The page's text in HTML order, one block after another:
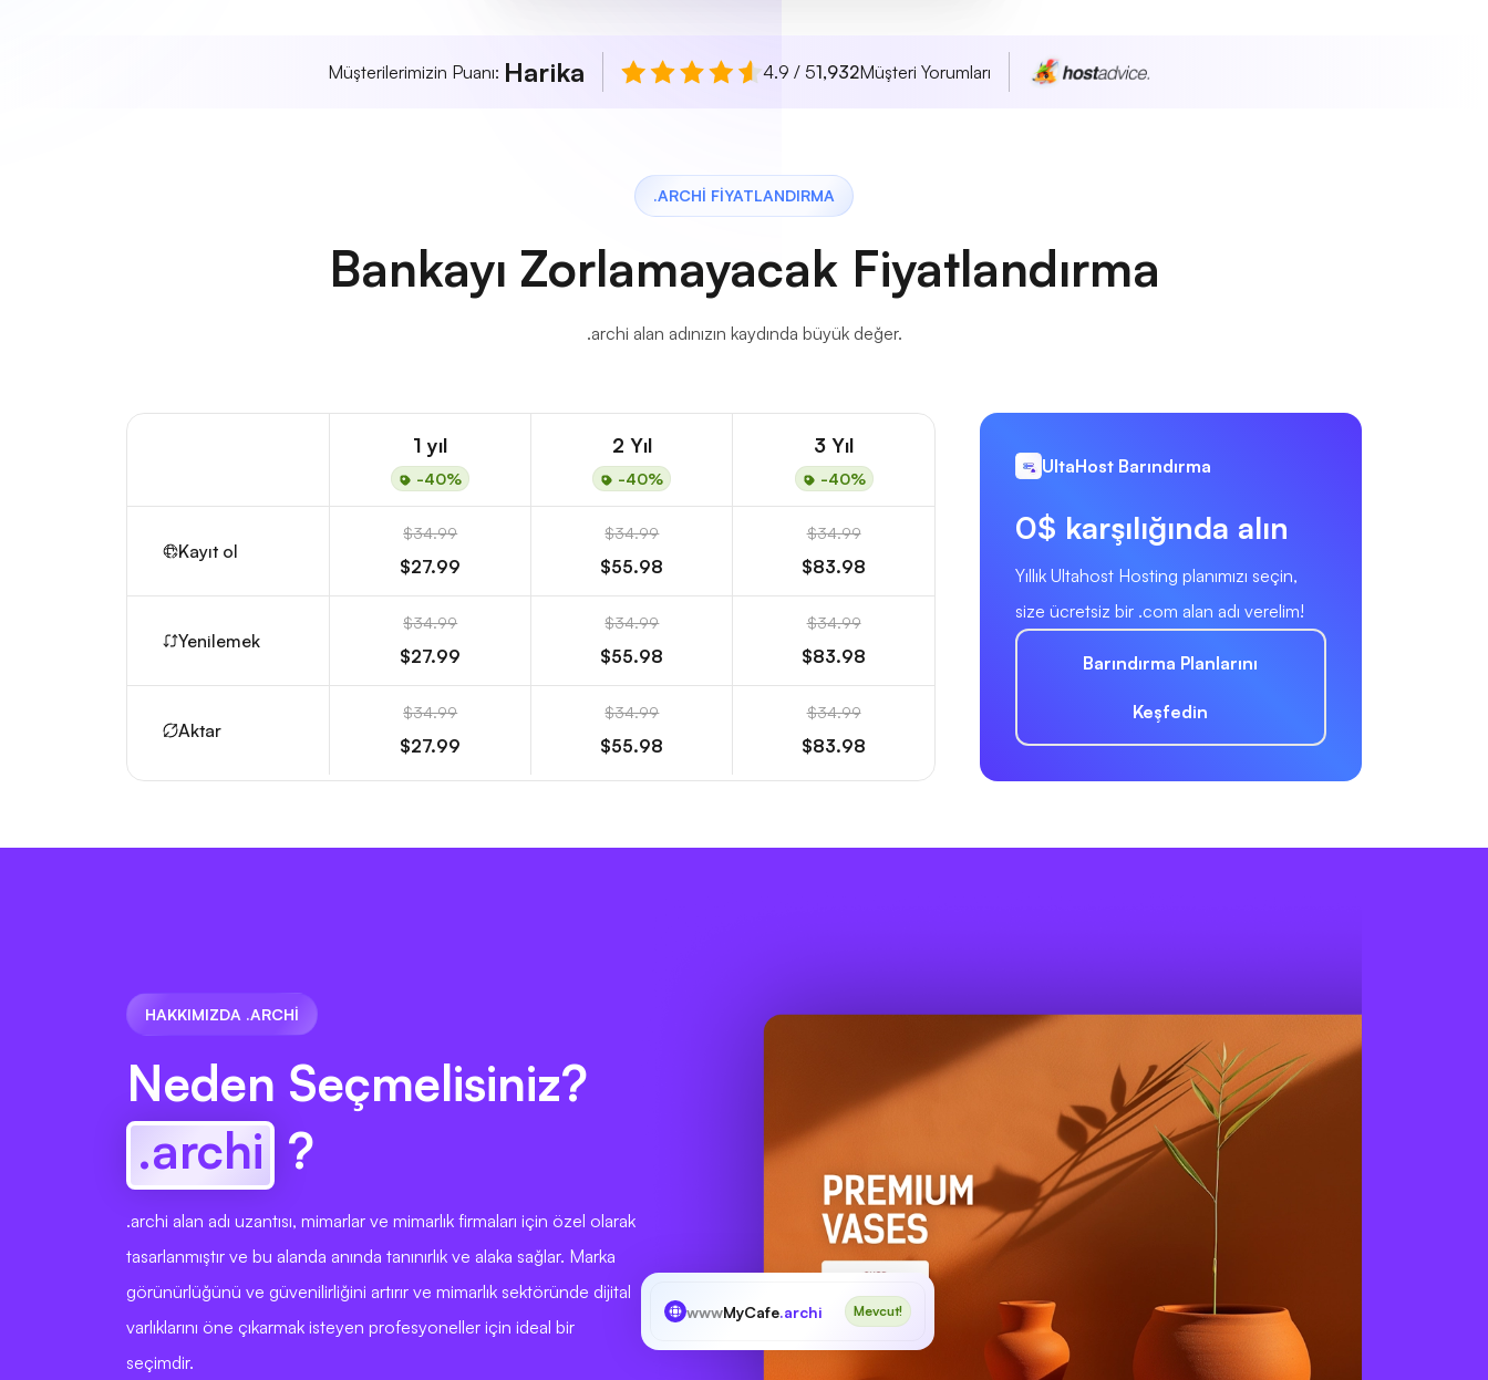
Müşterilerimizin Puanı: Harika 4.9 / 51,932Müşteri Yorumları
.ARCHI FIYATLANDIRMA
Bankayı Zorlamayacak Fiyatlandırma
.archi alan adınızın kaydında büyük değer.
1 yıl
-40%
2 Yıl
-40%
3 Yıl
-40%
Kayıt ol
$34.99
$27.99
$34.99
$55.98
$34.99
$83.98
Yenilemek
$34.99
$27.99
$34.99
$55.98
$34.99
$83.98
Aktar
$34.99
$27.99
$34.99
$55.98
$34.99
$83.98
UltaHost Barındırma
0$ karşılığında alın
Yıllık Ultahost Hosting planımızı seçin,
size ücretsiz bir .com alan adı verelim!
Barındırma Planlarını
Keşfedin
HAKKIMIZDA .ARCHI
Neden Seçmelisiniz?
.archi ?
.archi alan adı uzantısı, mimarlar ve mimarlık firmaları için özel olarak
tasarlanmıştır ve bu alanda anında tanınırlık ve alaka sağlar. Marka
görünürlüğünü ve güvenilirliğini artırır ve mimarlık sektöründe dijital
varlıklarını öne çıkarmak isteyen profesyoneller için ideal bir
seçimdir.
wwwMyCafe.archi Mevcut!